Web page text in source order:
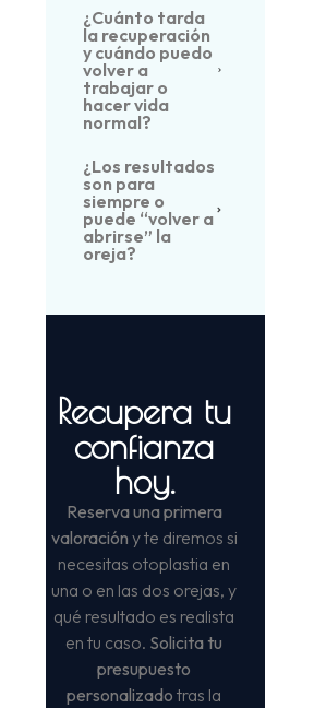
¿Cuánto tarda
la recuperación
y cuándo puedo
volver a
trabajar o
hacer vida
normal?
¿Los resultados
son para
siempre o
puede “volver a
abrirse” la
oreja?
Recupera tu
confianza
hoy.
Reserva una primera
valoración y te diremos si
necesitas otoplastia en
una o en las dos orejas, y
qué resultado es realista
en tu caso. Solicita tu
presupuesto
personalizado tras la